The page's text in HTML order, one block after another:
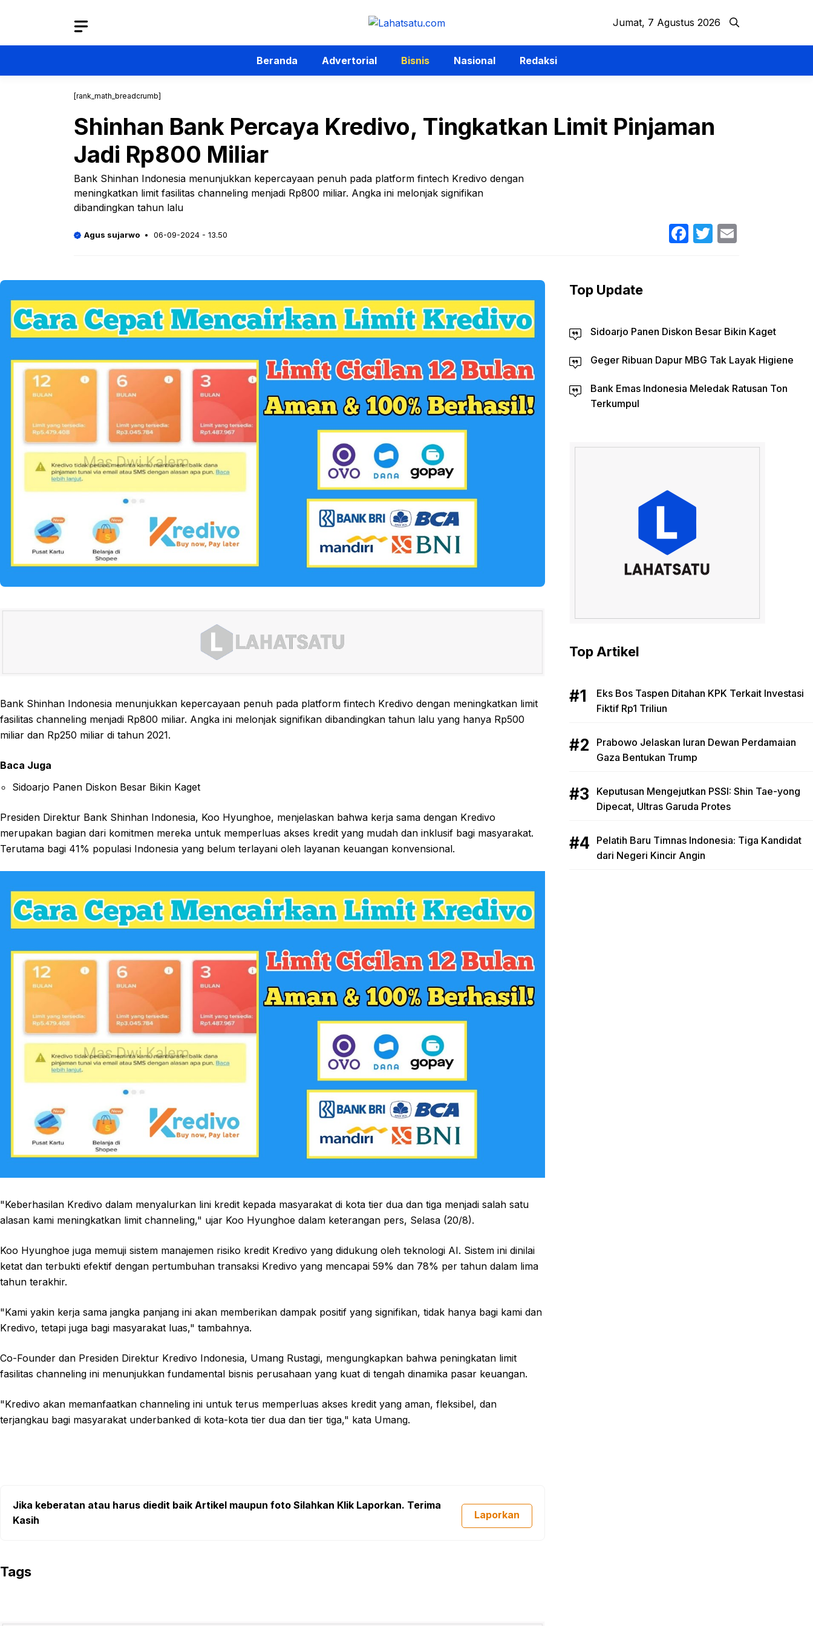
Jumat, 7 Agustus 2026
Beranda Advertorial Bisnis Nasional Redaksi
[rank_math_breadcrumb]
Shinhan Bank Percaya Kredivo, Tingkatkan Limit Pinjaman
Jadi Rp800 Miliar
Bank Shinhan Indonesia menunjukkan kepercayaan penuh pada platform fintech Kredivo dengan
meningkatkan limit fasilitas channeling menjadi Rp800 miliar. Angka ini melonjak signifikan
dibandingkan tahun lalu
Agus sujarwo 06-09-2024 - 13.50 Facebook
Twitter
Bank Shinhan Indonesia menunjukkan kepercayaan penuh pada platform fintech Kredivo dengan meningkatkan limit
fasilitas channeling menjadi Rp800 miliar. Angka ini melonjak signifikan dibandingkan tahun lalu yang hanya Rp500
miliar dan Rp250 miliar di tahun 2021.
Baca Juga
Sidoarjo Panen Diskon Besar Bikin Kaget
Presiden Direktur Bank Shinhan Indonesia, Koo Hyunghoe, menjelaskan bahwa kerja sama dengan Kredivo
merupakan bagian dari komitmen mereka untuk memperluas akses kredit yang mudah dan inklusif bagi masyarakat.
Terutama bagi 41% populasi Indonesia yang belum terlayani oleh layanan keuangan konvensional.
"Keberhasilan Kredivo dalam menyalurkan lini kredit kepada masyarakat di kota tier dua dan tiga menjadi salah satu
alasan kami meningkatkan limit channeling," ujar Koo Hyunghoe dalam keterangan pers, Selasa (20/8).
Koo Hyunghoe juga memuji sistem manajemen risiko kredit Kredivo yang didukung oleh teknologi AI. Sistem ini dinilai
ketat dan terbukti efektif dengan pertumbuhan transaksi Kredivo yang mencapai 59% dan 78% per tahun dalam lima
tahun terakhir.
"Kami yakin kerja sama jangka panjang ini akan memberikan dampak positif yang signifikan, tidak hanya bagi kami dan
Kredivo, tetapi juga bagi masyarakat luas," tambahnya.
Co-Founder dan Presiden Direktur Kredivo Indonesia, Umang Rustagi, mengungkapkan bahwa peningkatan limit
fasilitas channeling ini menunjukkan fundamental bisnis perusahaan yang kuat di tengah dinamika pasar keuangan.
"Kredivo akan memanfaatkan channeling ini untuk terus memperluas akses kredit yang aman, fleksibel, dan
terjangkau bagi masyarakat underbanked di kota-kota tier dua dan tier tiga," kata Umang.
Jika keberatan atau harus diedit baik Artikel maupun foto Silahkan Klik Laporkan. Terima
Kasih
Laporkan
Tags
Top Update
Sidoarjo Panen Diskon Besar Bikin Kaget
Geger Ribuan Dapur MBG Tak Layak Higiene
Bank Emas Indonesia Meledak Ratusan Ton
Terkumpul
Top Artikel
Eks Bos Taspen Ditahan KPK Terkait Investasi
Fiktif Rp1 Triliun
Prabowo Jelaskan Iuran Dewan Perdamaian
Gaza Bentukan Trump
Keputusan Mengejutkan PSSI: Shin Tae-yong
Dipecat, Ultras Garuda Protes
Pelatih Baru Timnas Indonesia: Tiga Kandidat
dari Negeri Kincir Angin